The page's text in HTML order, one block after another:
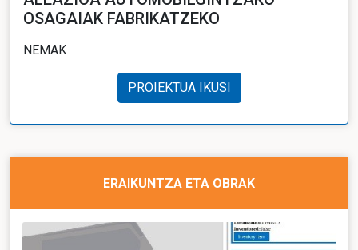
OSAGAIAK FABRIKATZEKO
NEMAK
PROIEKTUA IKUSI
ERAIKUNTZA ETA OBRAK